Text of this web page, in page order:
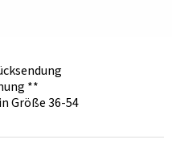
**
Größe 36-54